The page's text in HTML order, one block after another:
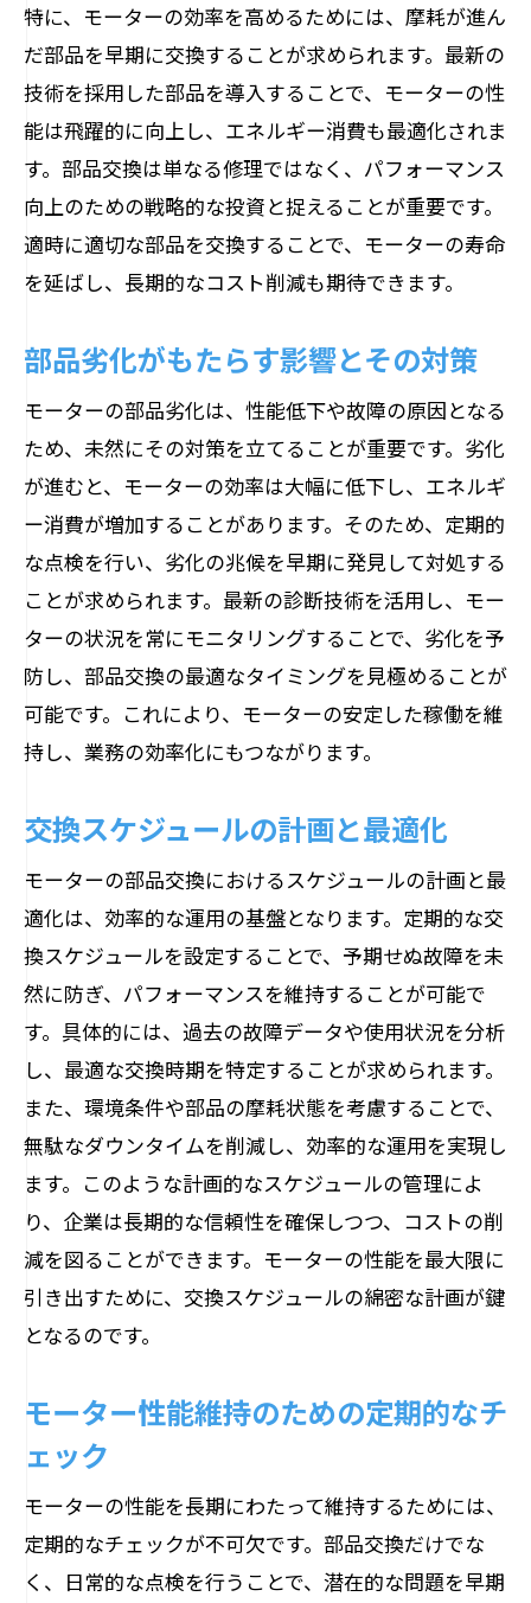
特に、モーターの効率を高めるためには、摩耗が進ん
だ部品を早期に交換することが求められます。最新の
技術を採用した部品を導入することで、モーターの性
能は飛躍的に向上し、エネルギー消費も最適化されま
す。部品交換は単なる修理ではなく、パフォーマンス
向上のための戦略的な投資と捉えることが重要です。
適時に適切な部品を交換することで、モーターの寿命
を延ばし、長期的なコスト削減も期待できます。
部品劣化がもたらす影響とその対策
モーターの部品劣化は、性能低下や故障の原因となる
ため、未然にその対策を立てることが重要です。劣化
が進むと、モーターの効率は大幅に低下し、エネルギ
ー消費が増加することがあります。そのため、定期的
な点検を行い、劣化の兆候を早期に発見して対処する
ことが求められます。最新の診断技術を活用し、モー
ターの状況を常にモニタリングすることで、劣化を予
防し、部品交換の最適なタイミングを見極めることが
可能です。これにより、モーターの安定した稼働を維
持し、業務の効率化にもつながります。
交換スケジュールの計画と最適化
モーターの部品交換におけるスケジュールの計画と最
適化は、効率的な運用の基盤となります。定期的な交
換スケジュールを設定することで、予期せぬ故障を未
然に防ぎ、パフォーマンスを維持することが可能で
す。具体的には、過去の故障データや使用状況を分析
し、最適な交換時期を特定することが求められます。
また、環境条件や部品の摩耗状態を考慮することで、
無駄なダウンタイムを削減し、効率的な運用を実現し
ます。このような計画的なスケジュールの管理によ
り、企業は長期的な信頼性を確保しつつ、コストの削
減を図ることができます。モーターの性能を最大限に
引き出すために、交換スケジュールの綿密な計画が鍵
となるのです。
モーター性能維持のための定期的なチ
ェック
モーターの性能を長期にわたって維持するためには、
定期的なチェックが不可欠です。部品交換だけでな
く、日常的な点検を行うことで、潜在的な問題を早期